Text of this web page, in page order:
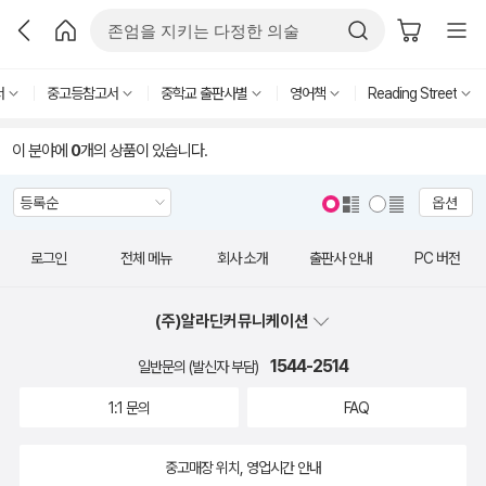
중고등참고서 중학교 출판사별 영어책 Reading Street
이 분야에 0개의 상품이 있습니다.
옵션
로그인 전체 메뉴 회사 소개 출판사 안내 PC 버전
(주)알라딘커뮤니케이션
일반문의 (발신자 부담) 1544-2514
1:1 문의 FAQ
중고매장 위치, 영업시간 안내